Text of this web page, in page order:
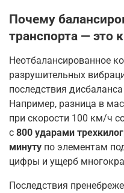
Почему
транспорта — это
Неотбалансированное
разрушительных
последствия
Например, разница в
при скорости 100 км/ч
с 800 ударами
минуту по элементам
цифры и ущерб
Последствия